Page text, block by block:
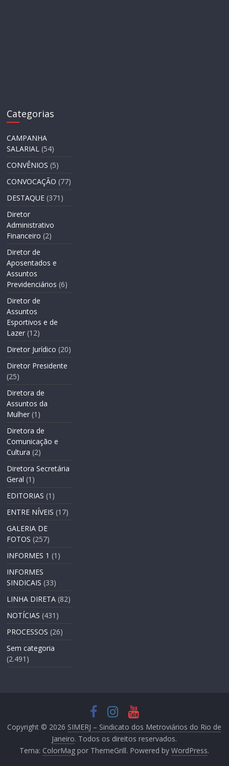
Categorias
CAMPANHA
SALARIAL (54)
CONVÊNIOS (5)
CONVOCAÇÃO (77)
DESTAQUE (371)
Diretor
Administrativo
Financeiro (2)
Diretor de
Aposentados e
Assuntos
Previdenciários (6)
Diretor de
Assuntos
Esportivos e de
Lazer (12)
Diretor Jurídico (20)
Diretor Presidente
(25)
Diretora de
Assuntos da
Mulher (1)
Diretora de
Comunicação e
Cultura (2)
Diretora Secretária
Geral (1)
EDITORIAS (1)
ENTRE NÍVEIS (17)
GALERIA DE
FOTOS (257)
INFORMES 1 (1)
INFORMES
SINDICAIS (33)
LINHA DIRETA (82)
NOTÍCIAS (431)
PROCESSOS (26)
Sem categoria
(2.491)
Copyright © 2026 SIMERJ – Sindicato dos Metroviários do Rio de
Janeiro. Todos os direitos reservados.
Tema: ColorMag por ThemeGrill. Powered byWordPress.